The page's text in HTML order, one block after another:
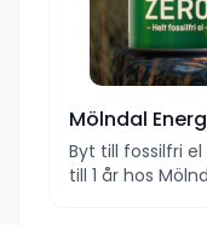
Mölndal
Byt till fossilfri
till 1 år hos